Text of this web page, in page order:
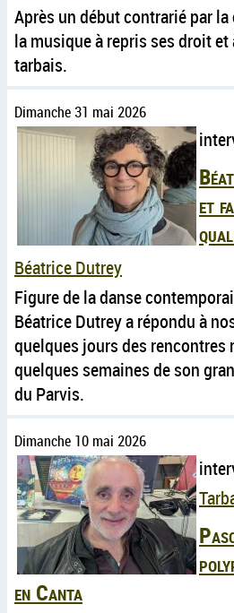
Après un début contrarié par
la musique à repris ses droit
tarbais.
Dimanche 31 mai 2026
et
Béatrice Dutrey
Figure de la danse
Béatrice Dutrey a répondu à
quelques jours des rencontres
quelques semaines de son
du Parvis.
Dimanche 10 mai 2026
en Canta